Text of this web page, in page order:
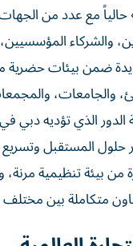
حالياً مع عدد من
والشركاء
ضمن بيئات حضرية
والجامعات،
الذي تؤديه دبي
حلول المستقبل وتسريع
من بيئة تنظيمية مرنة،
متكاملة بين مختلف